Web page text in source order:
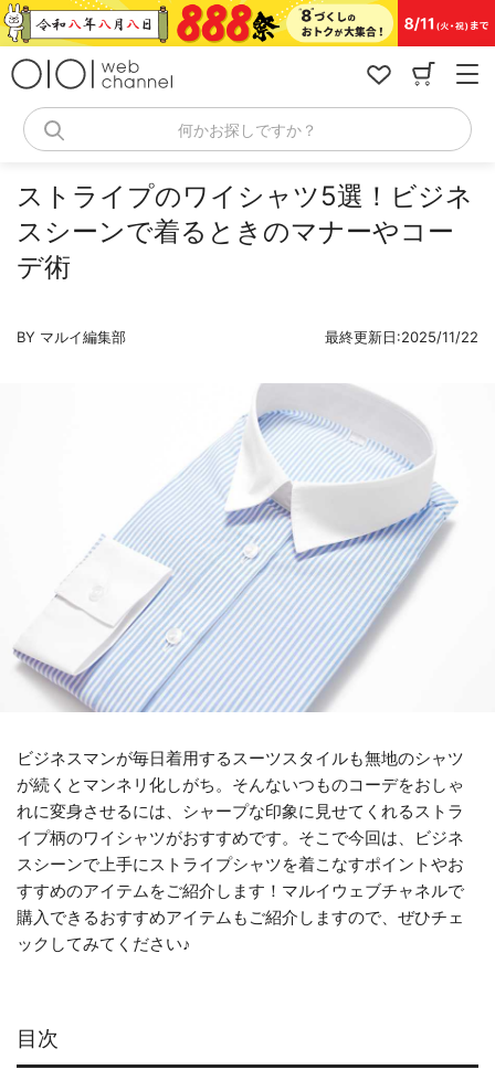
コ
ン
何かお探しですか？
ストライプのワイシャツ5選！ビジネ
スシーンで着るときのマナーやコー
デ術
BY マルイ編集部 最終更新日:2025/11/22
ビジネスマンが毎日着用するスーツスタイルも無地のシャツ
が続くとマンネリ化しがち。そんないつものコーデをおしゃ
れに変身させるには、シャープな印象に見せてくれるストラ
イプ柄のワイシャツがおすすめです。そこで今回は、ビジネ
スシーンで上手にストライプシャツを着こなすポイントやお
すすめのアイテムをご紹介します！マルイウェブチャネルで
購入できるおすすめアイテムもご紹介しますので、ぜひチェ
ックしてみてください♪
目次